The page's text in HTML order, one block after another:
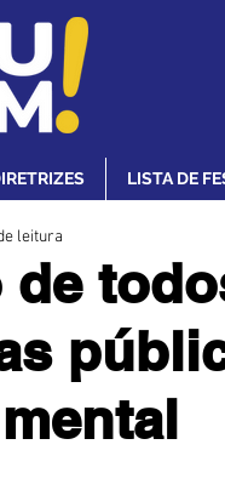
LISTA DE
de
leitura